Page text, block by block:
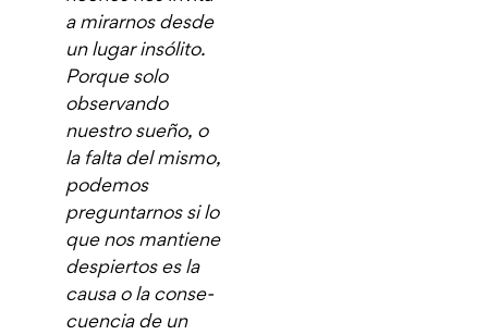
a mirarnos desde
un lugar insólito.
Porque solo
observando
nuestro sueño, o
la falta del mismo,
podemos
preguntarnos si lo
que nos mantiene
despiertos es la
causa o la conse­
cuencia de un